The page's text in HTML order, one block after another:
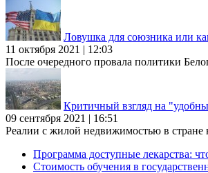
Ловушка для союзника или
11 октября 2021 | 12:03
После очередного провала политики
Критичный взгляд на
09 сентября 2021 | 16:51
Реалии с жилой недвижимостью в стране
Программа доступные лекарства:
Стоимость обучения в